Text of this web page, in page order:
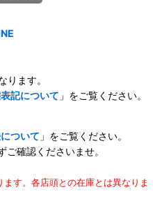
ます。
記について 」をご覧ください。
ついて 」をご覧ください。
確認くださいませ。
す。各店頭との在庫とは異なりま